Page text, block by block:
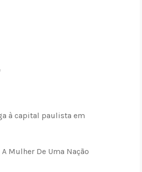
à capital paulista em
Mulher De Uma Nação